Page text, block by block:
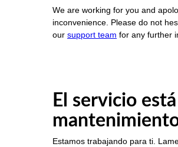
We are working for you and
inconvenience. Please do not
our support team for any further
El servicio
Estamos trabajando para ti.